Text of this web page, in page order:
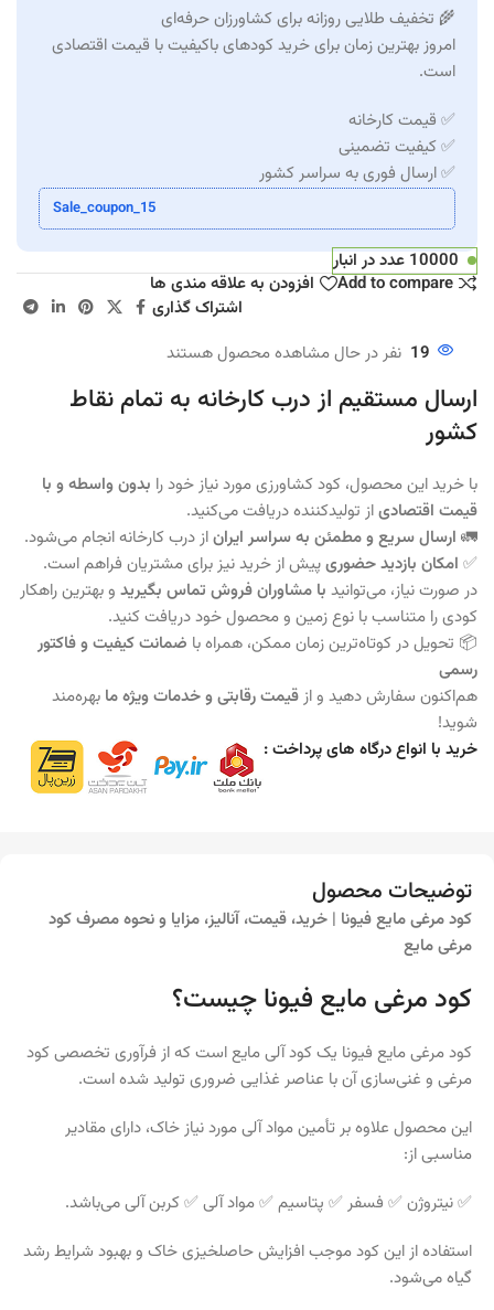
🌾 تخفیف طلایی روزانه برای کشاورزان حرفه‌ای
امروز بهترین زمان برای خرید کودهای باکیفیت با قیمت اقتصادی
است.
✅ قیمت کارخانه
✅ کیفیت تضمینی
✅ ارسال فوری به سراسر کشور
Sale_coupon_15
10000 عدد در انبار
Add to compare
افزودن به علاقه مندی ها
اشتراک گذاری
19 نفر در حال مشاهده محصول هستند
ارسال مستقیم از درب کارخانه به تمام نقاط
کشور
با خرید این محصول، کود کشاورزی مورد نیاز خود را بدون واسطه و با
قیمت اقتصادیاز تولیدکننده دریافت می‌کنید.
🚛 ارسال سریع و مطمئن به سراسر ایراناز درب کارخانه انجام می‌شود.
✅ امکان بازدید حضوریپیش از خرید نیز برای مشتریان فراهم است.
در صورت نیاز، می‌توانید با مشاوران فروش تماس بگیرید و بهترین راهکار
کودی را متناسب با نوع زمین و محصول خود دریافت کنید.
📦 تحویل در کوتاه‌ترین زمان ممکن، همراه با ضمانت کیفیت و فاکتور
رسمی
هم‌اکنون سفارش دهید و ازقیمت رقابتی و خدمات ویژه ما بهره‌مند
شوید!
خرید با انواع درگاه های پرداخت :
توضیحات محصول
کود مرغی مایع فیونا | خرید، قیمت، آنالیز، مزایا و نحوه مصرف کود
مرغی مایع
کود مرغی مایع فیونا چیست؟
کود مرغی مایع فیونا یک کود آلی مایع است که از فرآوری تخصصی کود
مرغی و غنی‌سازی آن با عناصر غذایی ضروری تولید شده است.
این محصول علاوه بر تأمین مواد آلی مورد نیاز خاک، دارای مقادیر
مناسبی از:
✅ نیتروژن ✅ فسفر ✅ پتاسیم ✅ مواد آلی ✅ کربن آلی می‌باشد.
استفاده از این کود موجب افزایش حاصلخیزی خاک و بهبود شرایط رشد
گیاه می‌شود.